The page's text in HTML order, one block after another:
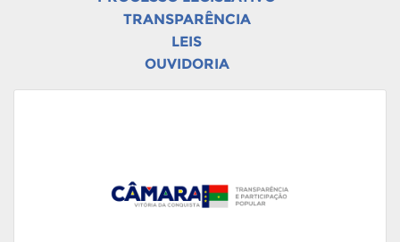
TRANSPARÊNCIA
LEIS
OUVIDORIA